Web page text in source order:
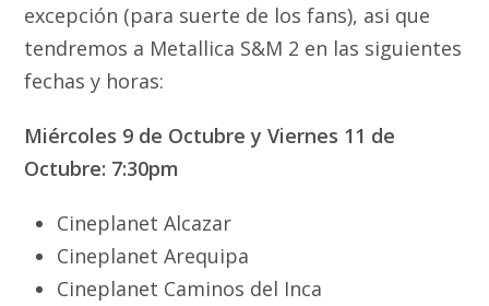
excepción (para suerte de los fans), asi que
tendremos a Metallica S&M 2 en las siguientes
fechas y horas:
Miércoles 9 de Octubre y Viernes 11 de
Octubre: 7:30pm
Cineplanet Alcazar
Cineplanet Arequipa
Cineplanet Caminos del Inca